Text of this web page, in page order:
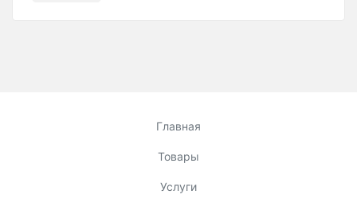
Главная
Товары
Услуги